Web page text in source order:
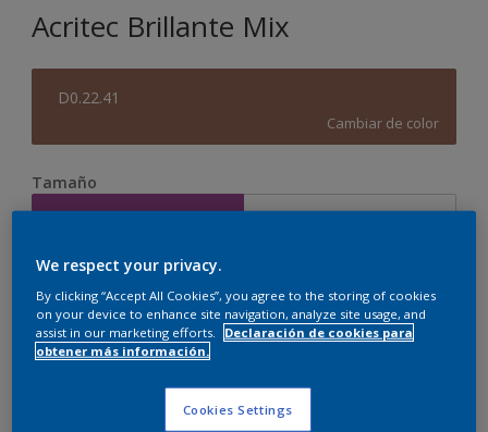
Acritec Brillante Mix
D0.22.41
Cambiar de color
Tamaño
0.69 l 3.72
Cantidad Calculadora de pintura
Calcular
We respect your privacy.
By clicking “Accept All Cookies”, you agree to the storing of cookies
on your device to enhance site navigation, analyze site usage, and
assist in our marketing efforts.
Declaración de cookies para
obtener más información.
Cookies Settings